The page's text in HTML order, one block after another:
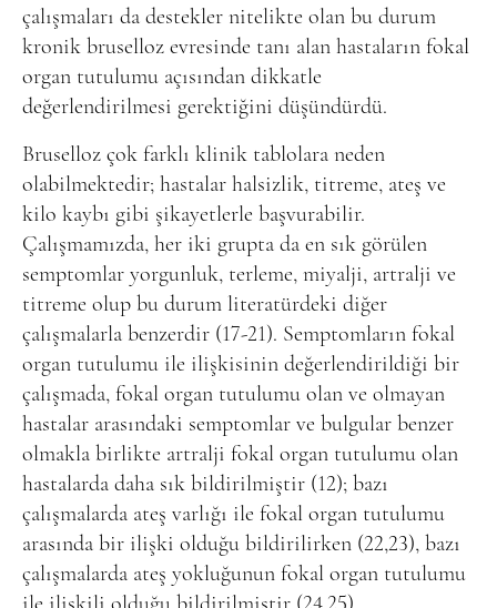
çalışmaları da destekler nitelikte olan bu durum
kronik bruselloz evresinde tanı alan hastaların fokal
organ tutulumu açısından dikkatle
değerlendirilmesi gerektiğini düşündürdü.
Bruselloz çok farklı klinik tablolara neden
olabilmektedir; hastalar halsizlik, titreme, ateş ve
kilo kaybı gibi şikayetlerle başvurabilir.
Çalışmamızda, her iki grupta da en sık görülen
semptomlar yorgunluk, terleme, miyalji, artralji ve
titreme olup bu durum literatürdeki diğer
çalışmalarla benzerdir (17-21). Semptomların fokal
organ tutulumu ile ilişkisinin değerlendirildiği bir
çalışmada, fokal organ tutulumu olan ve olmayan
hastalar arasındaki semptomlar ve bulgular benzer
olmakla birlikte artralji fokal organ tutulumu olan
hastalarda daha sık bildirilmiştir (12); bazı
çalışmalarda ateş varlığı ile fokal organ tutulumu
arasında bir ilişki olduğu bildirilirken (22,23), bazı
çalışmalarda ateş yokluğunun fokal organ tutulumu